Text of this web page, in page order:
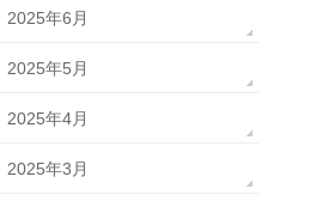
2025年6月
2025年5月
2025年4月
2025年3月